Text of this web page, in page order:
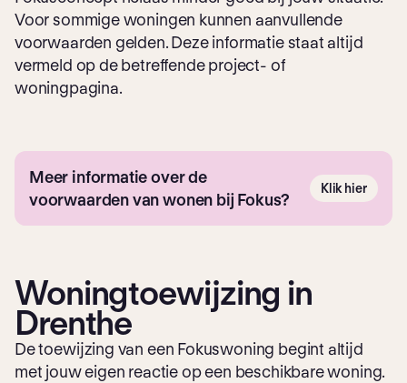
Voor sommige woningen kunnen aanvullende
voorwaarden gelden. Deze informatie staat altijd
vermeld op de betreffende project- of
woningpagina.
Meer informatie over de
voorwaarden van wonen bij Fokus?
Klik hier
Woningtoewijzing in
Drenthe
De toewijzing van een Fokuswoning begint altijd
met jouw eigen reactie op een beschikbare woning.